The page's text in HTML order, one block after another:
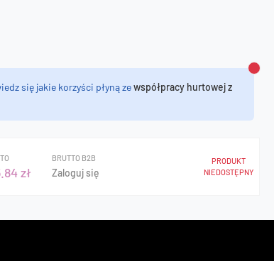
się jakie korzyści płyną zewspółpracy hurtowej z
zł
BRUTTO B2B
Zaloguj się
PRODUKT
NIEDOSTĘPNY